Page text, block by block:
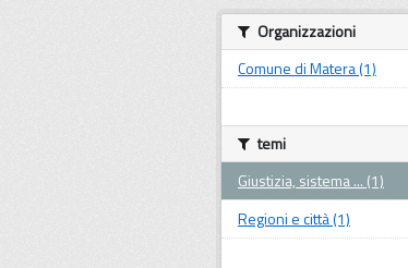
Organizzazioni
Comune di Matera (1)
temi
Giustizia, sistema ... (1)
Regioni e città (1)